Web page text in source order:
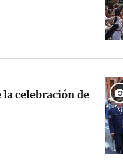
celebración de